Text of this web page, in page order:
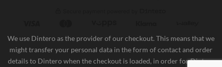
We use Dintero as the provider of our checkout. This means that we
might transfer your personal data in the form of contact and order
details to Dintero when the checkout is loaded, in order for Dintero